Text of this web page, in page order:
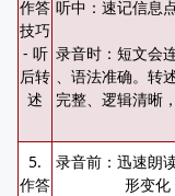
作答
技巧
- 听
后转
述
听中：速记信息
录音时：短文会
、语法准确。转
完整、逻辑清晰
5.
作答
录音前：迅速朗
形变化